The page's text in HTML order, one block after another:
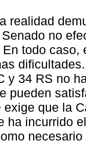
realidad
no
todo
y 34 RS no
pueden
exige que la
ha incurrido